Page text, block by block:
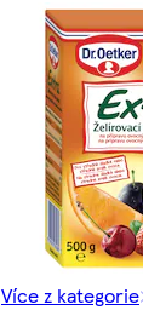
Více z kategorie